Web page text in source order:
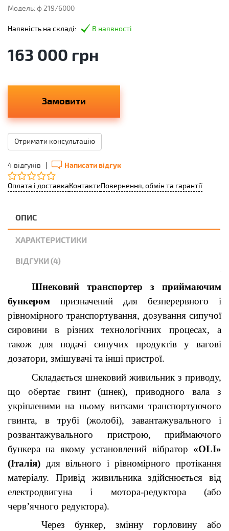
Модель: ф 219/6000
Наявність на складі: В наявності
163 000 грн
Замовити
Отримати консультацію
4 відгуків Написати відгук
Оплата і доставкаКонтактиПовернення, обмін та гарантії
ОПИС
ХАРАКТЕРИСТИКИ
ВІДГУКИ (4)
Шнековий транспортер з приймаючим
бункером призначений для безперервного і
рівномірного транспортування, дозування сипучої
сировини в різних технологічних процесах, а
також для подачі сипучих продуктів у вагові
дозатори, змішувачі та інші пристрої.
Складається шнековий живильник з приводу,
що обертає гвинт (шнек), приводного вала з
укріпленими на ньому витками транспортуючого
гвинта, в трубі (жолобі), завантажувального і
розвантажувального пристрою, приймаючого
бункера на якому установлений вібратор «OLI»
(Італія) для вільного і рівномірного протікання
матеріалу. Привід живильника здійснюється від
електродвигуна і мотора-редуктора (або
черв’ячного редуктора).
Через бункер, змінну горловину або